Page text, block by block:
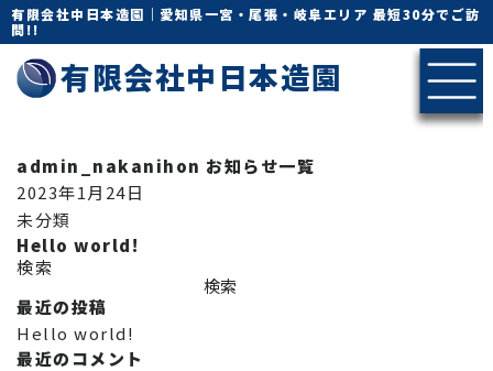
有限会社中日本造園｜愛知県一宮・尾張・岐阜エリア 最短30分でご訪
問!!
有限会社中日本造園
admin_nakanihon お知らせ一覧
2023年1月24日
未分類
Hello world!
検索
検索
最近の投稿
Hello world!
最近のコメント